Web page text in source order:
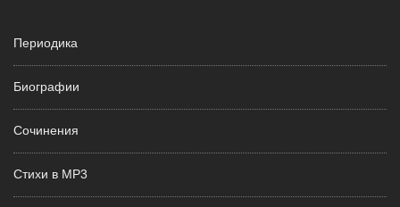
Периодика
Биографии
Сочинения
Стихи в MP3